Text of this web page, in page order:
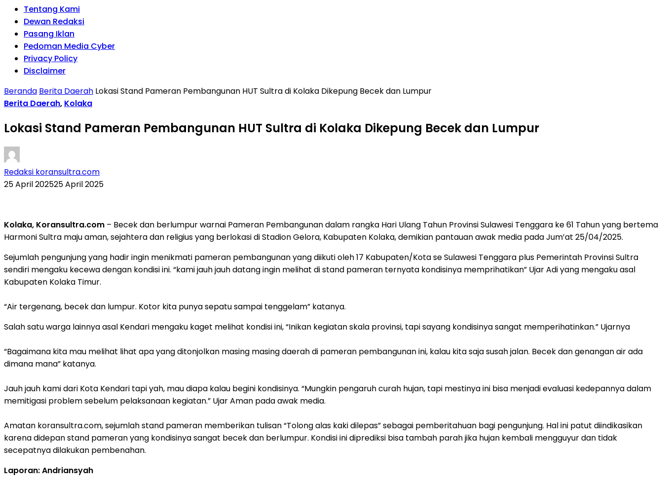
Tentang Kami
Dewan Redaksi
Pasang Iklan
Pedoman Media Cyber
Privacy Policy
Disclaimer
Beranda Berita Daerah Lokasi Stand Pameran Pembangunan HUT Sultra di Kolaka Dikepung Becek dan Lumpur
Berita Daerah, Kolaka
Lokasi Stand Pameran Pembangunan HUT Sultra di Kolaka Dikepung Becek dan Lumpur
Redaksi koransultra.com
25 April 202525 April 2025
Kolaka, Koransultra.com – Becek dan berlumpur warnai Pameran Pembangunan dalam rangka Hari Ulang Tahun Provinsi Sulawesi Tenggara ke 61 Tahun yang bertema
Harmoni Sultra maju aman, sejahtera dan religius yang berlokasi di Stadion Gelora, Kabupaten Kolaka, demikian pantauan awak media pada Jum’at 25/04/2025.
Sejumlah pengunjung yang hadir ingin menikmati pameran pembangunan yang diikuti oleh 17 Kabupaten/Kota se Sulawesi Tenggara plus Pemerintah Provinsi Sultra
sendiri mengaku kecewa dengan kondisi ini. “kami jauh jauh datang ingin melihat di stand pameran ternyata kondisinya memprihatikan” Ujar Adi yang mengaku asal
Kabupaten Kolaka Timur.
“Air tergenang, becek dan lumpur. Kotor kita punya sepatu sampai tenggelam” katanya.
Salah satu warga lainnya asal Kendari mengaku kaget melihat kondisi ini, “Inikan kegiatan skala provinsi, tapi sayang kondisinya sangat memperihatinkan.” Ujarnya
“Bagaimana kita mau melihat lihat apa yang ditonjolkan masing masing daerah di pameran pembangunan ini, kalau kita saja susah jalan. Becek dan genangan air ada
dimana mana” katanya.
Jauh jauh kami dari Kota Kendari tapi yah, mau diapa kalau begini kondisinya. “Mungkin pengaruh curah hujan, tapi mestinya ini bisa menjadi evaluasi kedepannya dalam
memitigasi problem sebelum pelaksanaan kegiatan.” Ujar Aman pada awak media.
Amatan koransultra.com, sejumlah stand pameran memberikan tulisan “Tolong alas kaki dilepas” sebagai pemberitahuan bagi pengunjung. Hal ini patut diindikasikan
karena didepan stand pameran yang kondisinya sangat becek dan berlumpur. Kondisi ini diprediksi bisa tambah parah jika hujan kembali mengguyur dan tidak
secepatnya dilakukan pembenahan.
Laporan: Andriansyah